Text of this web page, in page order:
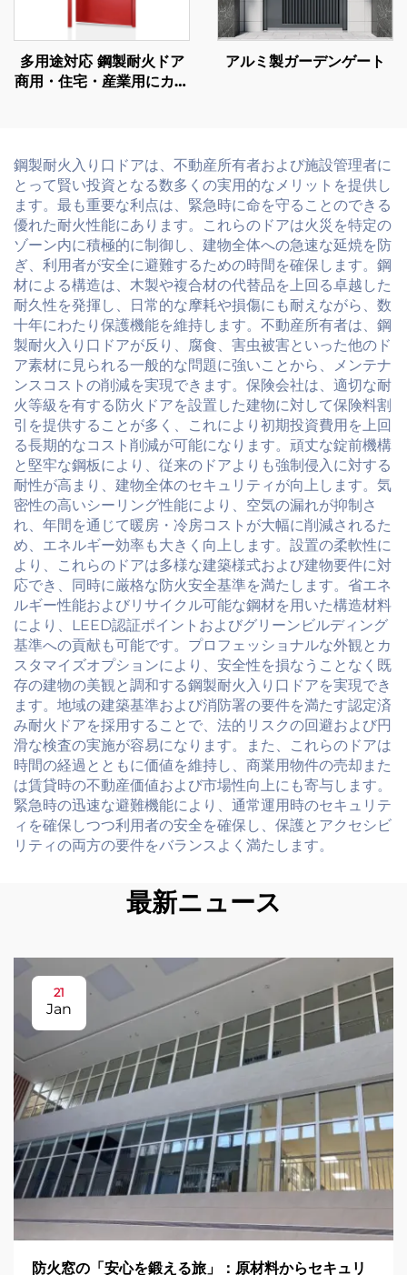
多用途対応 鋼製耐火ドア
商用・住宅・産業用にカス
アルミ製ガーデンゲート
鋼製耐火入り口ドアは、不動産所有者および施設管理者に
とって賢い投資となる数多くの実用的なメリットを提供し
ます。最も重要な利点は、緊急時に命を守ることのできる
優れた耐火性能にあります。これらのドアは火災を特定の
ゾーン内に積極的に制御し、建物全体への急速な延焼を防
ぎ、利用者が安全に避難するための時間を確保します。鋼
材による構造は、木製や複合材の代替品を上回る卓越した
耐久性を発揮し、日常的な摩耗や損傷にも耐えながら、数
十年にわたり保護機能を維持します。不動産所有者は、鋼
製耐火入り口ドアが反り、腐食、害虫被害といった他のド
ア素材に見られる一般的な問題に強いことから、メンテナ
ンスコストの削減を実現できます。保険会社は、適切な耐
火等級を有する防火ドアを設置した建物に対して保険料割
引を提供することが多く、これにより初期投資費用を上回
る長期的なコスト削減が可能になります。頑丈な錠前機構
と堅牢な鋼板により、従来のドアよりも強制侵入に対する
耐性が高まり、建物全体のセキュリティが向上します。気
密性の高いシーリング性能により、空気の漏れが抑制さ
れ、年間を通じて暖房・冷房コストが大幅に削減されるた
め、エネルギー効率も大きく向上します。設置の柔軟性に
より、これらのドアは多様な建築様式および建物要件に対
応でき、同時に厳格な防火安全基準を満たします。省エネ
ルギー性能およびリサイクル可能な鋼材を用いた構造材料
により、LEED認証ポイントおよびグリーンビルディング
基準への貢献も可能です。プロフェッショナルな外観とカ
スタマイズオプションにより、安全性を損なうことなく既
存の建物の美観と調和する鋼製耐火入り口ドアを実現でき
ます。地域の建築基準および消防署の要件を満たす認定済
み耐火ドアを採用することで、法的リスクの回避および円
滑な検査の実施が容易になります。また、これらのドアは
時間の経過とともに価値を維持し、商業用物件の売却また
は賃貸時の不動産価値および市場性向上にも寄与します。
緊急時の迅速な避難機能により、通常運用時のセキュリテ
ィを確保しつつ利用者の安全を確保し、保護とアクセシビ
リティの両方の要件をバランスよく満たします。
最新ニュース
21
Jan
防火窓の「安心を鍛える旅」：原材料からセキュリ